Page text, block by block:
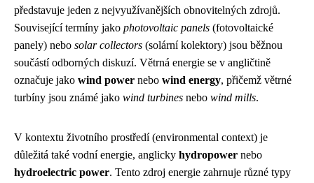
představuje jeden z nejvyužívanějších obnovitelných zdrojů.
Související termíny jako photovoltaic panels (fotovoltaické
panely) nebo solar collectors (solární kolektory) jsou běžnou
součástí odborných diskuzí. Větrná energie se v angličtině
označuje jako wind power nebo wind energy, přičemž větrné
turbíny jsou známé jako wind turbines nebo wind mills.
V kontextu životního prostředí (environmental context) je
důležitá také vodní energie, anglicky hydropower nebo
hydroelectric power. Tento zdroj energie zahrnuje různé typy